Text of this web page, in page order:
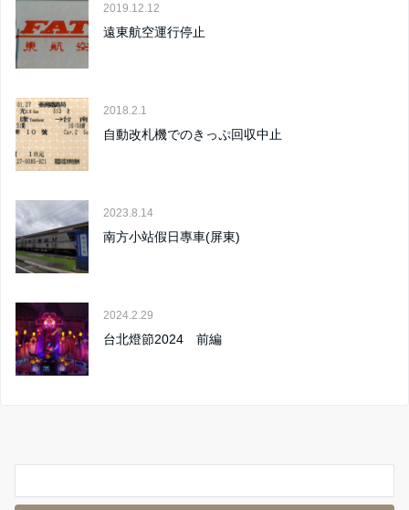
2019.12.12
遠東航空運行停止
2018.2.1
自動改札機でのきっぷ回収中止
2023.8.14
南方小站假日專車(屏東)
2024.2.29
台北燈節2024 前編